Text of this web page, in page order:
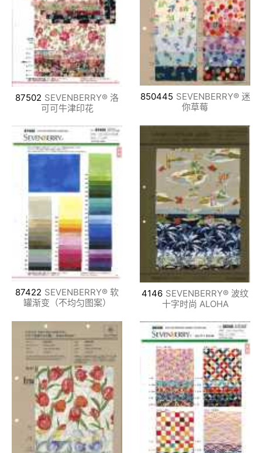
87502 SEVENBERRY® 洛
可可牛津印花
850445 SEVENBERRY® 迷
你草莓
87422 SEVENBERRY® 软
罐渐变（不均匀图案）
4146 SEVENBERRY® 波纹
十字时尚 ALOHA